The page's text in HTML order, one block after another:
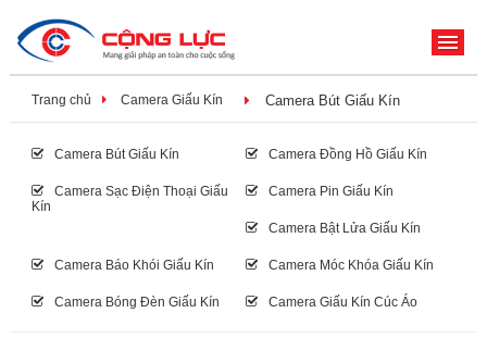
Trang chủ Camera Giấu Kín Camera Bút Giấu Kín
Camera Bút Giấu Kín Camera Đồng Hồ Giấu Kín
Camera Sạc Điện Thoại Giấu
Kín
Camera Pin Giấu Kín
Camera Bật Lửa Giấu Kín
Camera Báo Khói Giấu Kín Camera Móc Khóa Giấu Kín
Camera Bóng Đèn Giấu Kín Camera Giấu Kín Cúc Áo